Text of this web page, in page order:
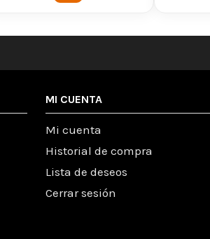
MI CUENTA
Mi cuenta
Historial de compra
Lista de deseos
Cerrar sesión